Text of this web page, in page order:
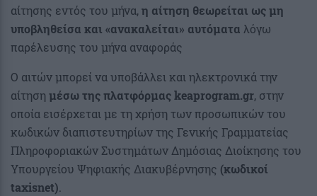
αίτησης εντός του μήνα,η αίτηση θεωρείται ως μη
υποβληθείσα και «ανακαλείται» αυτόματα λόγω
παρέλευσης του μήνα αναφοράς
Ο αιτών μπορεί να υποβάλλει και ηλεκτρονικά την
αίτηση μέσω της πλατφόρμας keaprogram.gr, στην
οποία εισέρχεται με τη χρήση των προσωπικών του
κωδικών διαπιστευτηρίων της Γενικής Γραμματείας
Πληροφοριακών Συστημάτων Δημόσιας Διοίκησης του
Υπουργείου Ψηφιακής Διακυβέρνησης (κωδικοί
taxisnet).